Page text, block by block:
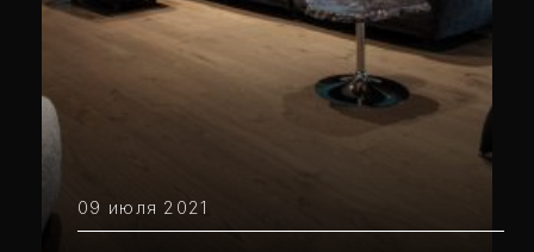
09 июля 2021